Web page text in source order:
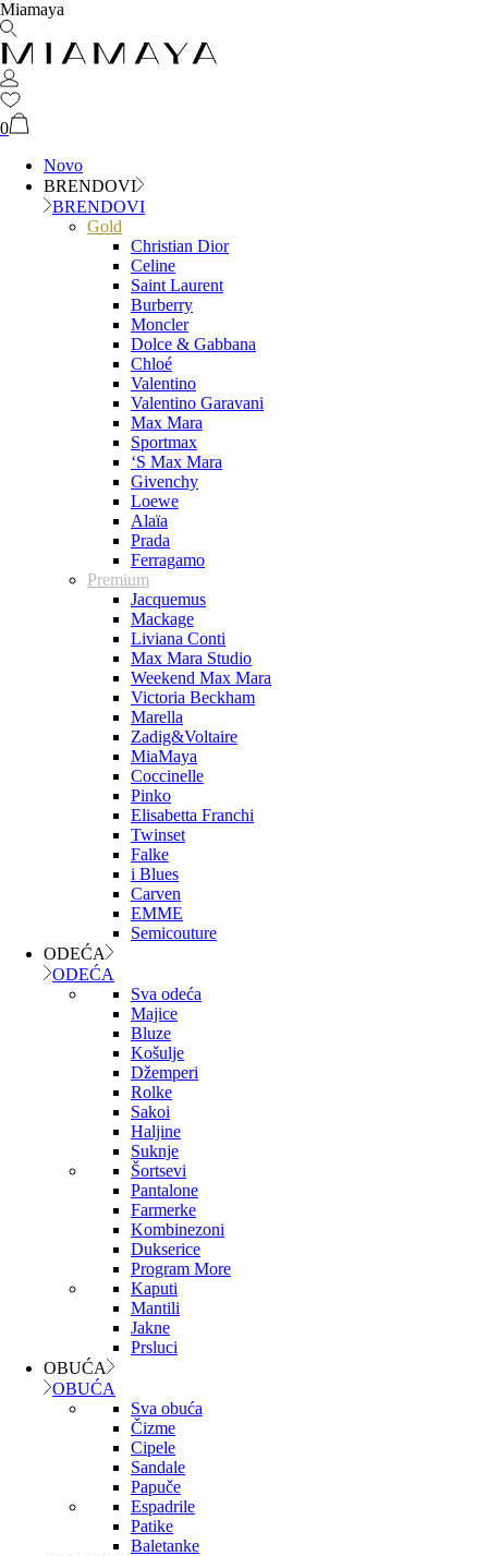
Miamaya
0
Novo
BRENDOVI
BRENDOVI
Gold
Christian Dior
Celine
Saint Laurent
Burberry
Moncler
Dolce & Gabbana
Chloé
Valentino
Valentino Garavani
Max Mara
Sportmax
‘S Max Mara
Givenchy
Loewe
Alaïa
Prada
Ferragamo
Premium
Jacquemus
Mackage
Liviana Conti
Max Mara Studio
Weekend Max Mara
Victoria Beckham
Marella
Zadig&Voltaire
MiaMaya
Coccinelle
Pinko
Elisabetta Franchi
Twinset
Falke
i Blues
Carven
EMME
Semicouture
ODEĆA
ODEĆA
Sva odeća
Majice
Bluze
Košulje
Džemperi
Rolke
Sakoi
Haljine
Suknje
Šortsevi
Pantalone
Farmerke
Kombinezoni
Dukserice
Program More
Kaputi
Mantili
Jakne
Prsluci
OBUĆA
OBUĆA
Sva obuća
Čizme
Cipele
Sandale
Papuče
Espadrile
Patike
Baletanke